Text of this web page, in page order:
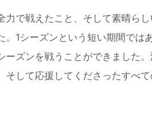
力で戦えたこと、そして素晴ら
。1シーズンという短い期間で
ーズンを戦うことができました
そして応援してくださったすべ